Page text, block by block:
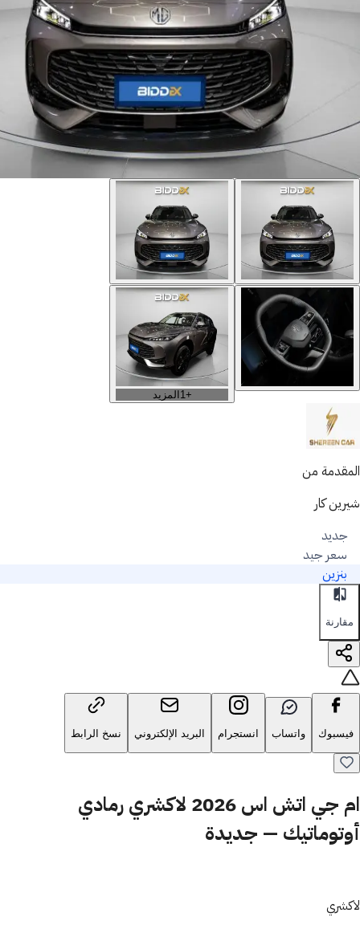
+
1 المزيد
المقدمة من
شيرين كار
جديد
سعر جيد
بنزين
مقارنة
فيسبوك واتساب انستجرام البريد الإلكتروني نسخ الرابط
ام جي اتش اس 2026 لاكشري رمادي
أوتوماتيك — جديدة
لاكشري